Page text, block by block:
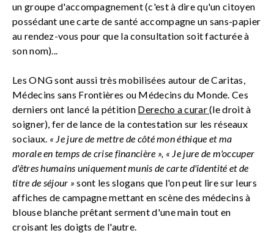
un groupe d'accompagnement (c'est à dire qu'un citoyen
possédant une carte de santé accompagne un sans-papier
au rendez-vous pour que la consultation soit facturée à
son nom)...
Les ONG sont aussi très mobilisées autour de Caritas,
Médecins sans Frontières ou Médecins du Monde. Ces
derniers ont lancé la pétition Derecho a curar(le droit à
soigner), fer de lance de la contestation sur les réseaux
sociaux. « Je jure de mettre de côté mon éthique et ma
morale en temps de crise financière », « Je jure de m'occuper
d'êtres humains uniquement munis de carte d'identité et de
titre de séjour »sont les slogans que l'on peut lire sur leurs
affiches de campagne mettant en scène des médecins à
blouse blanche prêtant serment d'une main tout en
croisant les doigts de l'autre.